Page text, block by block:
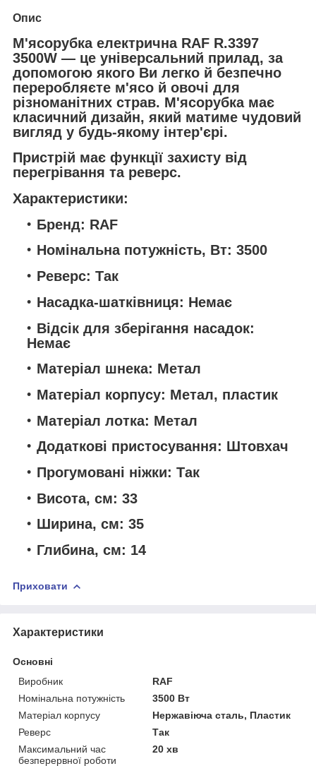
Опис
М'ясорубка електрична RAF R.3397
3500W — це універсальний прилад, за
допомогою якого Ви легко й безпечно
переробляєте м'ясо й овочі для
різноманітних страв. М'ясорубка має
класичний дизайн, який матиме чудовий
вигляд у будь-якому інтер'єрі.
Пристрій має функції захисту від
перегрівання та реверс.
Характеристики:
Бренд: RAF
Номінальна потужність, Вт: 3500
Реверс: Так
Насадка-шатківниця: Немає
Відсік для зберігання насадок:
Немає
Матеріал шнека: Метал
Матеріал корпусу: Метал, пластик
Матеріал лотка: Метал
Додаткові пристосування: Штовхач
Прогумовані ніжки: Так
Висота, см: 33
Ширина, см: 35
Глибина, см: 14
Приховати
Характеристики
Основні
Виробник
RAF
Номінальна потужність
3500 Вт
Матеріал корпусу
Нержавіюча сталь, Пластик
Реверс
Так
Максимальний час
безперервної роботи
20 хв